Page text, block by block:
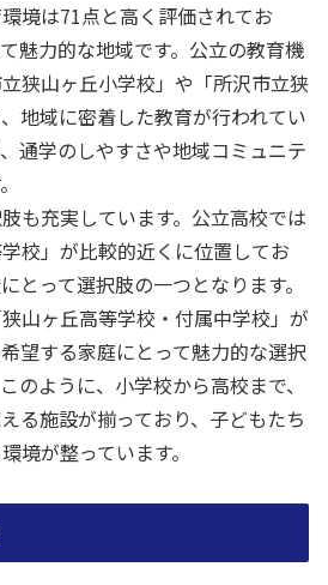
境は71点と高く評価されてお
魅力的な地域です。公立の教育機
狭山ヶ丘小学校」や「所沢市立狭
地域に密着した教育が行われてい
通学のしやすさや地域コミュニテ
も充実しています。公立高校では
校」が比較的近くに位置してお
とって選択肢の一つとなります。
山ヶ丘高等学校・付属中学校」が
望する家庭にとって魅力的な選択
のように、小学校から高校まで、
る施設が揃っており、子どもたち
境が整っています。